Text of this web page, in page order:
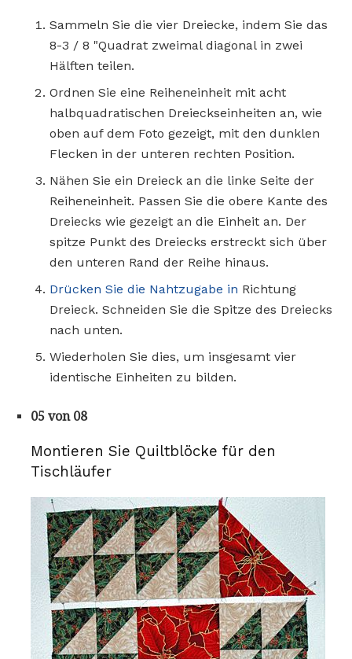
Sammeln Sie die vier Dreiecke, indem Sie das
8-3 / 8 "Quadrat zweimal diagonal in zwei
Hälften teilen.
Ordnen Sie eine Reiheneinheit mit acht
halbquadratischen Dreieckseinheiten an, wie
oben auf dem Foto gezeigt, mit den dunklen
Flecken in der unteren rechten Position.
Nähen Sie ein Dreieck an die linke Seite der
Reiheneinheit. Passen Sie die obere Kante des
Dreiecks wie gezeigt an die Einheit an. Der
spitze Punkt des Dreiecks erstreckt sich über
den unteren Rand der Reihe hinaus.
Drücken Sie die Nahtzugabe in Richtung
Dreieck. Schneiden Sie die Spitze des Dreiecks
nach unten.
Wiederholen Sie dies, um insgesamt vier
identische Einheiten zu bilden.
05 von 08
Montieren Sie Quiltblöcke für den
Tischläufer